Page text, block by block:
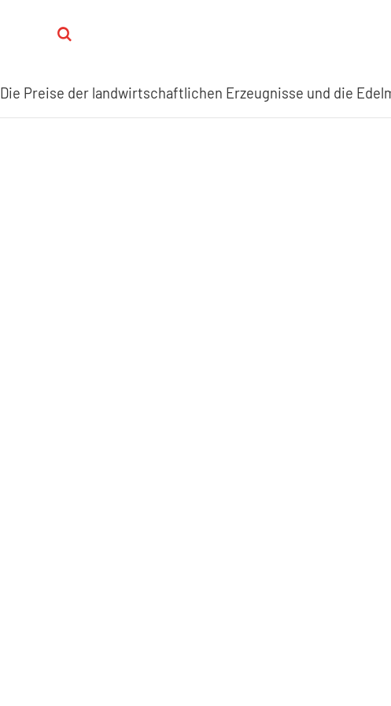
Die Preise der landwirtschaftlichen Erzeugnisse und die